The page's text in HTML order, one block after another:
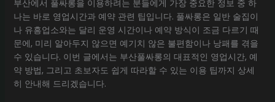
부산에서 풀싸롱을 이용하려는 분들에게 가장 중요한 정보 중 하
나는 바로 영업시간과 예약 관련 팁입니다. 풀싸롱은 일반 술집이
나 유흥업소와는 달리 운영 시간이나 예약 방식이 조금 다르기 때
문에, 미리 알아두지 않으면 예기치 않은 불편함이나 낭패를 겪을
수 있습니다. 이번 글에서는 부산풀싸롱의 대표적인 영업시간, 예
약 방법, 그리고 초보자도 쉽게 따라할 수 있는 이용 팁까지 상세
히 안내해 드리겠습니다.